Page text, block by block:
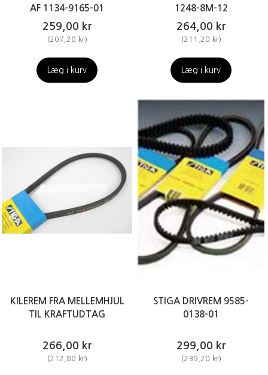
AF 1134-9165-01
259,00 kr
(207,20 kr)
Læg i kurv
1248-8M-12
264,00 kr
(211,20 kr)
Læg i kurv
KILEREM FRA MELLEMHJUL
TIL KRAFTUDTAG
266,00 kr
(212,80 kr)
STIGA DRIVREM 9585-
0138-01
299,00 kr
(239,20 kr)